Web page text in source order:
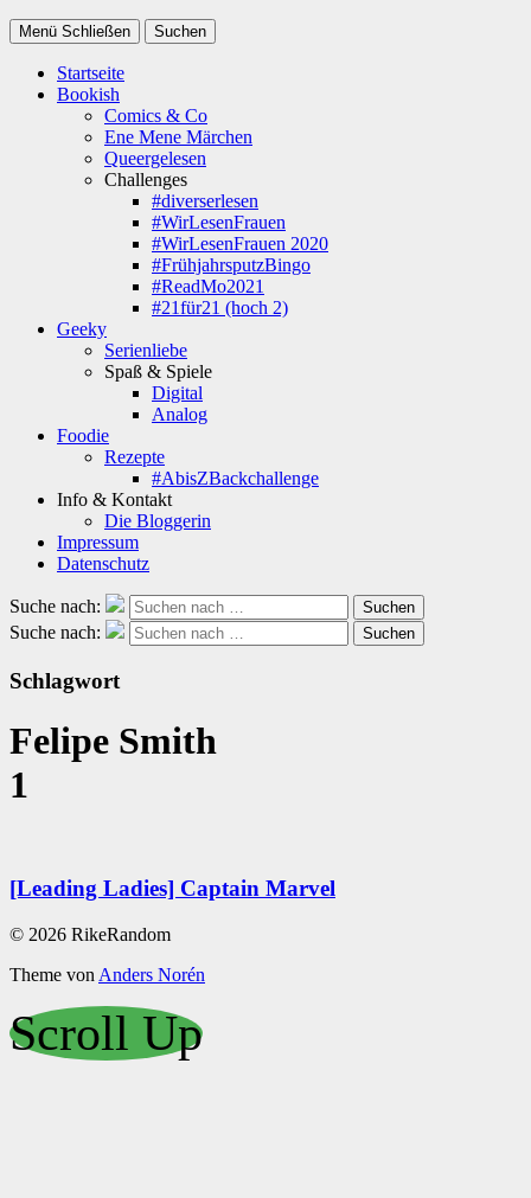
Menü Schließen Suchen
Startseite
Bookish
Comics & Co
Ene Mene Märchen
Queergelesen
Challenges
#diverserlesen
#WirLesenFrauen
#WirLesenFrauen 2020
#FrühjahrsputzBingo
#ReadMo2021
#21für21 (hoch 2)
Geeky
Serienliebe
Spaß & Spiele
Digital
Analog
Foodie
Rezepte
#AbisZBackchallenge
Info & Kontakt
Die Bloggerin
Impressum
Datenschutz
Suche nach: Suchen
Suche nach: Suchen
Schlagwort
Felipe Smith
1
[Leading Ladies] Captain Marvel
© 2026 RikeRandom
Theme von Anders Norén
Scroll Up